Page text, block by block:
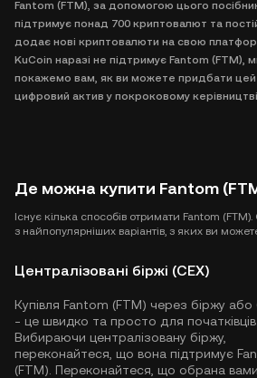
Fantom (FTM), за допомогою цього
підтримує понад 700 криптовалют та
додає нові криптовалюти на свою
KuCoin наразі не підтримує Fantom (FTM),
покажемо вам, як ви можете придбати цей
цифровий актив у покроковому
Де можна купити Fantom
Існує кілька способів отримати Fantom (FTM).
з найпопулярніших варіантів, з яких ви
Централізовані біржі (CEX)
Купівля Fantom (FTM) через біржу
- це швидко та просто для початківців.
Вибираючи централізовану біржу,
переконайтеся, що вона підтримує
(FTM). Переконайтеся, що обрана